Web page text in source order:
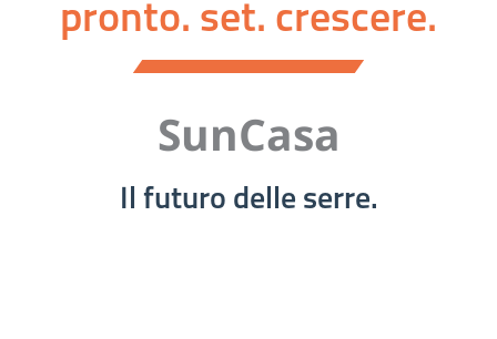
pronto. set. crescere.
SunCasa
Il futuro delle serre.